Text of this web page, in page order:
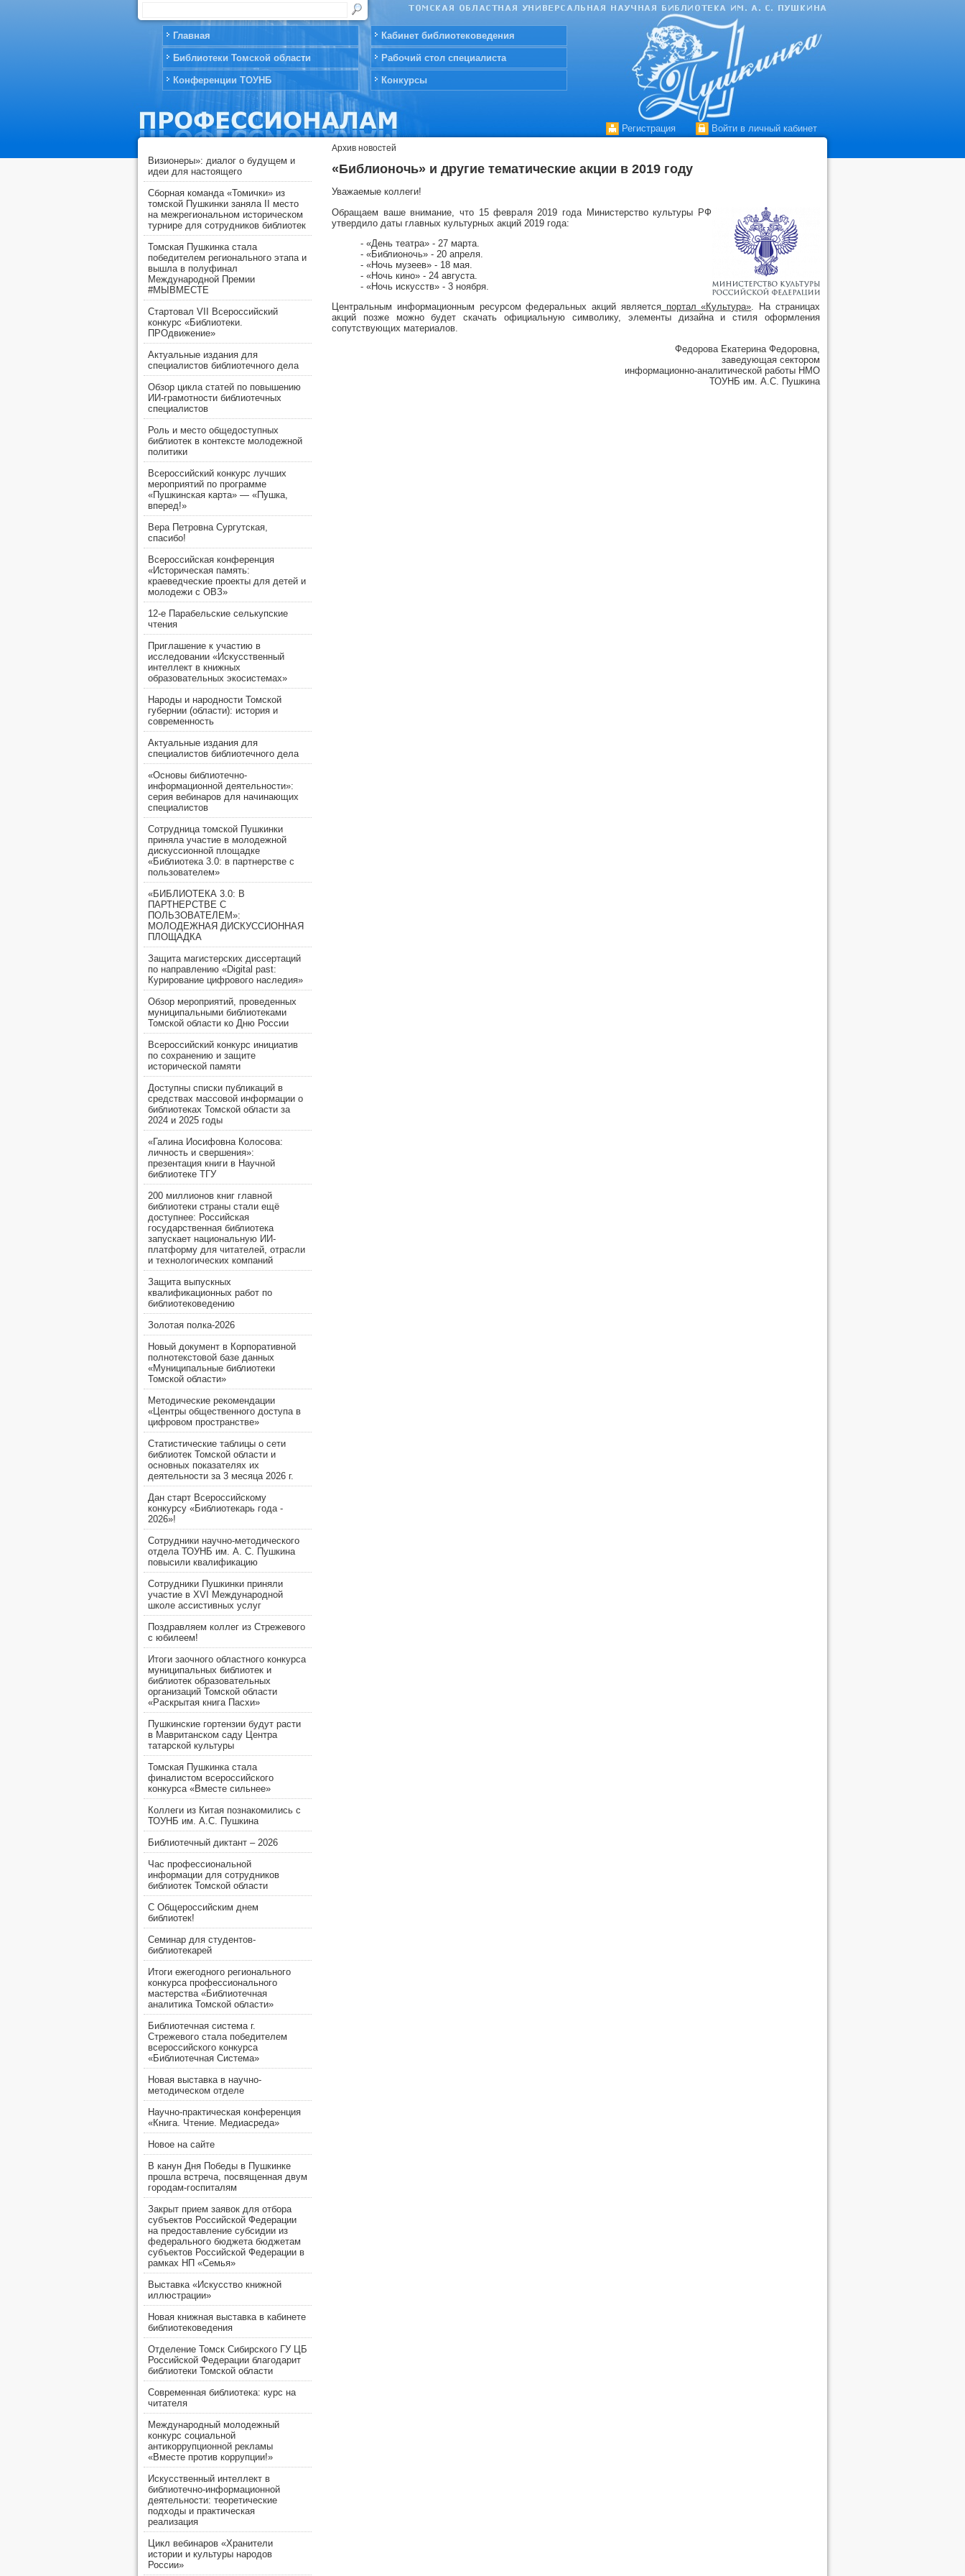
Регистрация Войти в личный кабинет
Главная
Библиотеки Томской области
Конференции ТОУНБ
Кабинет библиотековедения
Рабочий стол специалиста
Конкурсы
Визионеры»: диалог о будущем и
идеи для настоящего
Сборная команда «Томички» из
томской Пушкинки заняла II место
на межрегиональном историческом
турнире для сотрудников библиотек
Томская Пушкинка стала
победителем регионального этапа и
вышла в полуфинал
Международной Премии
#МЫВМЕСТЕ
Стартовал VII Всероссийский
конкурс «Библиотеки.
ПРОдвижение»
Актуальные издания для
специалистов библиотечного дела
Обзор цикла статей по повышению
ИИ-грамотности библиотечных
специалистов
Роль и место общедоступных
библиотек в контексте молодежной
политики
Всероссийский конкурс лучших
мероприятий по программе
«Пушкинская карта» — «Пушка,
вперед!»
Вера Петровна Сургутская,
спасибо!
Всероссийская конференция
«Историческая память:
краеведческие проекты для детей и
молодежи с ОВЗ»
12-е Парабельские селькупские
чтения
Приглашение к участию в
исследовании «Искусственный
интеллект в книжных
образовательных экосистемах»
Народы и народности Томской
губернии (области): история и
современность
Актуальные издания для
специалистов библиотечного дела
«Основы библиотечно-
информационной деятельности»:
серия вебинаров для начинающих
специалистов
Сотрудница томской Пушкинки
приняла участие в молодежной
дискуссионной площадке
«Библиотека 3.0: в партнерстве с
пользователем»
«БИБЛИОТЕКА 3.0: В
ПАРТНЕРСТВЕ С
ПОЛЬЗОВАТЕЛЕМ»:
МОЛОДЕЖНАЯ ДИСКУССИОННАЯ
ПЛОЩАДКА
Защита магистерских диссертаций
по направлению «Digital past:
Курирование цифрового наследия»
Обзор мероприятий, проведенных
муниципальными библиотеками
Томской области ко Дню России
Всероссийский конкурс инициатив
по сохранению и защите
исторической памяти
Доступны списки публикаций в
средствах массовой информации о
библиотеках Томской области за
2024 и 2025 годы
«Галина Иосифовна Колосова:
личность и свершения»:
презентация книги в Научной
библиотеке ТГУ
200 миллионов книг главной
библиотеки страны стали ещё
доступнее: Российская
государственная библиотека
запускает национальную ИИ-
платформу для читателей, отрасли
и технологических компаний
Защита выпускных
квалификационных работ по
библиотековедению
Золотая полка-2026
Новый документ в Корпоративной
полнотекстовой базе данных
«Муниципальные библиотеки
Томской области»
Методические рекомендации
«Центры общественного доступа в
цифровом пространстве»
Статистические таблицы о сети
библиотек Томской области и
основных показателях их
деятельности за 3 месяца 2026 г.
Дан старт Всероссийскому
конкурсу «Библиотекарь года -
2026»!
Сотрудники научно-методического
отдела ТОУНБ им. А. С. Пушкина
повысили квалификацию
Сотрудники Пушкинки приняли
участие в XVI Международной
школе ассистивных услуг
Поздравляем коллег из Стрежевого
с юбилеем!
Итоги заочного областного конкурса
муниципальных библиотек и
библиотек образовательных
организаций Томской области
«Раскрытая книга Пасхи»
Пушкинские гортензии будут расти
в Мавританском саду Центра
татарской культуры
Томская Пушкинка стала
финалистом всероссийского
конкурса «Вместе сильнее»
Коллеги из Китая познакомились с
ТОУНБ им. А.С. Пушкина
Библиотечный диктант – 2026
Час профессиональной
информации для сотрудников
библиотек Томской области
С Общероссийским днем
библиотек!
Семинар для студентов-
библиотекарей
Итоги ежегодного регионального
конкурса профессионального
мастерства «Библиотечная
аналитика Томской области»
Библиотечная система г.
Стрежевого стала победителем
всероссийского конкурса
«Библиотечная Система»
Новая выставка в научно-
методическом отделе
Научно-практическая конференция
«Книга. Чтение. Медиасреда»
Новое на сайте
В канун Дня Победы в Пушкинке
прошла встреча, посвященная двум
городам-госпиталям
Закрыт прием заявок для отбора
субъектов Российской Федерации
на предоставление субсидии из
федерального бюджета бюджетам
субъектов Российской Федерации в
рамках НП «Семья»
Выставка «Искусство книжной
иллюстрации»
Новая книжная выставка в кабинете
библиотековедения
Отделение Томск Сибирского ГУ ЦБ
Российской Федерации благодарит
библиотеки Томской области
Современная библиотека: курс на
читателя
Международный молодежный
конкурс социальной
антикоррупционной рекламы
«Вместе против коррупции!»
Искусственный интеллект в
библиотечно-информационной
деятельности: теоретические
подходы и практическая
реализация
Цикл вебинаров «Хранители
истории и культуры народов
России»
Архив новостей
«Библионочь» и другие тематические акции в 2019 году
Уважаемые коллеги!
Обращаем ваше внимание, что 15 февраля 2019 года Министерство культуры РФ
утвердило даты главных культурных акций 2019 года:
- «День театра» - 27 марта.
- «Библионочь» - 20 апреля.
- «Ночь музеев» - 18 мая.
- «Ночь кино» - 24 августа.
- «Ночь искусств» - 3 ноября.
Центральным информационным ресурсом федеральных акций являетсяпортал «Культура». На страницах
акций позже можно будет скачать официальную символику, элементы дизайна и стиля оформления
сопутствующих материалов.
Федорова Екатерина Федоровна,
заведующая сектором
информационно-аналитической работы НМО
ТОУНБ им. А.С. Пушкина